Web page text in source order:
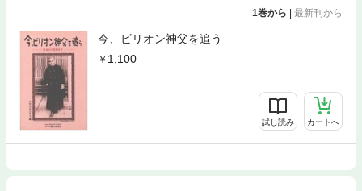
1巻から 最新刊から
今、ビリオン神父を追う
1,100
試し読み カートへ